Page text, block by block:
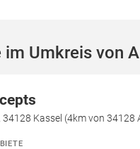
im Umkreis von
34128 Kassel (4km von 34128